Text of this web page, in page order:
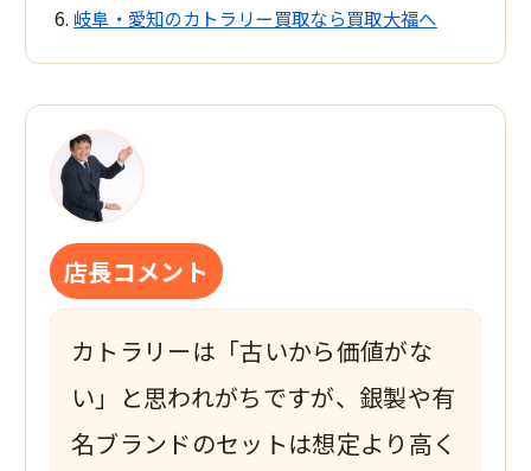
岐阜・愛知のカトラリー買取なら買取大福へ
店長コメント
カトラリーは「古いから価値がな
い」と思われがちですが、銀製や有
名ブランドのセットは想定より高く